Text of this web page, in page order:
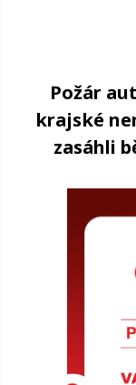
Požár
krajské
zasáhli